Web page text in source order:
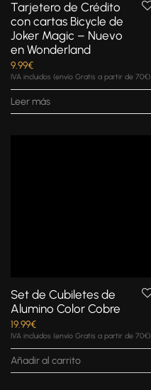
Tarjetero de Crédito
con cartas Bicycle de
Joker Magic – Nuevo
en Wonderland
9.99€
IVA incluidos (envío Gratis a partir de 70€)
Leer más
Set de Cubiletes de
Alumino Color Cobre
19.99€
IVA incluidos (envío Gratis a partir de 70€)
Añadir al carrito